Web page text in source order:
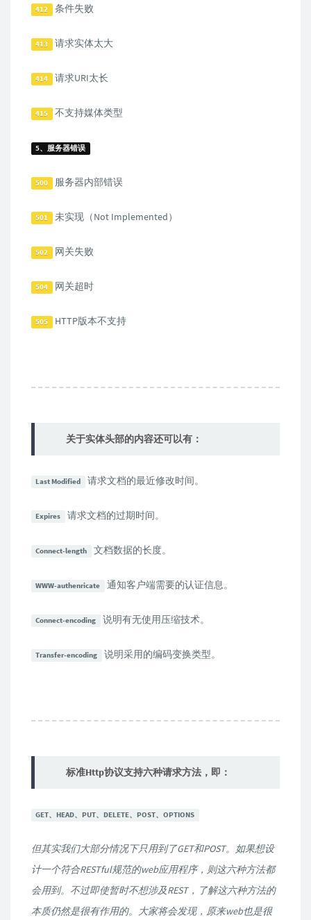
412 条件失败
413 请求实体太大
414 请求URI太长
415 不支持媒体类型
5、服务器错误
500 服务器内部错误
501 未实现（Not Implemented）
502 网关失败
504 网关超时
505 HTTP版本不支持
关于实体头部的内容还可以有：
Last Modified 请求文档的最近修改时间。
Expires 请求文档的过期时间。
Connect-length 文档数据的长度。
WWW-authenricate 通知客户端需要的认证信息。
Connect-encoding 说明有无使用压缩技术。
Transfer-encoding 说明采用的编码变换类型。
标准Http协议支持六种请求方法，即：
GET、HEAD、PUT、DELETE、POST、OPTIONS
但其实我们大部分情况下只用到了GET和POST。如果想设
计一个符合RESTful规范的web应用程序，则这六种方法都
会用到。不过即使暂时不想涉及REST，了解这六种方法的
本质仍然是很有作用的。大家将会发现，原来web也是很